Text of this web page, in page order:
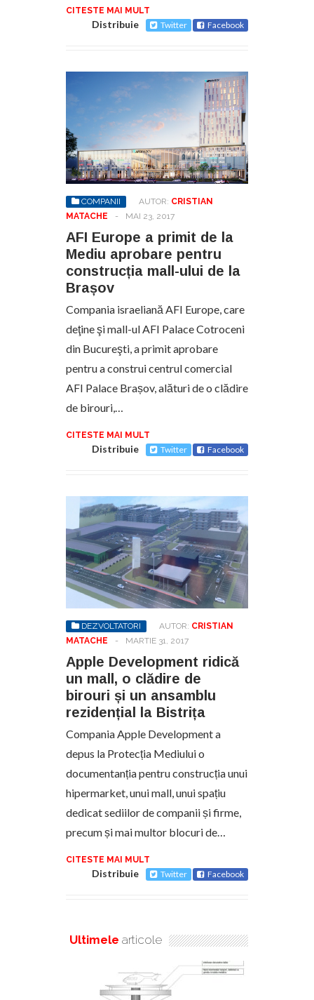
CITESTE MAI MULT
Distribuie Twitter Facebook
COMPANII AUTOR: CRISTIAN
MATACHE
- MAI 23, 2017
AFI Europe a primit de la
Mediu aprobare pentru
construcția mall-ului de la
Brașov
Compania israeliană AFI Europe, care
deţine şi mall-ul AFI Palace Cotroceni
din Bucureşti, a primit aprobare
pentru a construi centrul comercial
AFI Palace Brașov, alături de o clădire
de birouri,…
CITESTE MAI MULT
Distribuie Twitter Facebook
DEZVOLTATORI AUTOR: CRISTIAN
MATACHE
- MARTIE 31, 2017
Apple Development ridică
un mall, o clădire de
birouri și un ansamblu
rezidențial la Bistrița
Compania Apple Development a
depus la Protecția Mediului o
documentanția pentru construcția unui
hipermarket, unui mall, unui spațiu
dedicat sediilor de companii și firme,
precum și mai multor blocuri de…
CITESTE MAI MULT
Distribuie Twitter Facebook
Ultimele articole